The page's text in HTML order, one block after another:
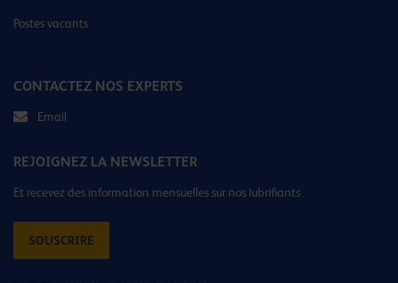
Postes vacants
CONTACTEZ NOS EXPERTS
Email
REJOIGNEZ LA NEWSLETTER
Et recevez des information mensuelles sur nos lubrifiants
SOUSCRIRE